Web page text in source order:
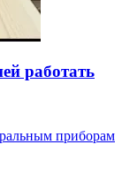
работать